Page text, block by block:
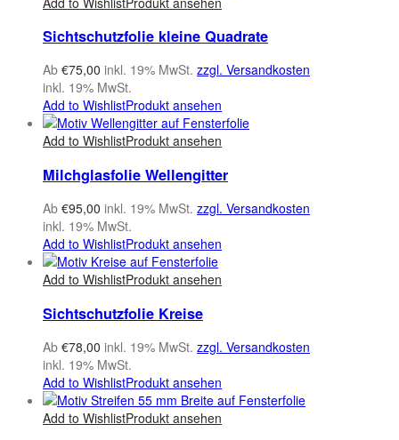
Sichtschutzfolie kleine Quadrate
Ab €75,00 inkl. 19% MwSt. zzgl. Versandkosten
inkl. 19% MwSt.
Add to WishlistProdukt ansehen
Add to WishlistProdukt ansehen
Milchglasfolie Wellengitter
Ab €95,00 inkl. 19% MwSt. zzgl. Versandkosten
inkl. 19% MwSt.
Add to WishlistProdukt ansehen
Add to WishlistProdukt ansehen
Sichtschutzfolie Kreise
Ab €78,00 inkl. 19% MwSt. zzgl. Versandkosten
inkl. 19% MwSt.
Add to WishlistProdukt ansehen
Add to WishlistProdukt ansehen